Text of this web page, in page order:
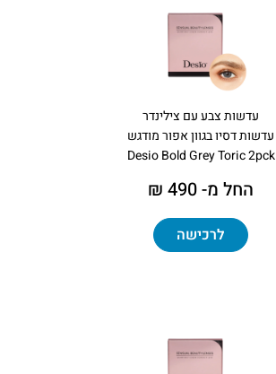
עדשות צבע עם צילינדר
עדשות דסיו בגוון אפור מודגש
Desio Bold Grey Toric 2pck
החל מ- 490 ₪
לרכישה